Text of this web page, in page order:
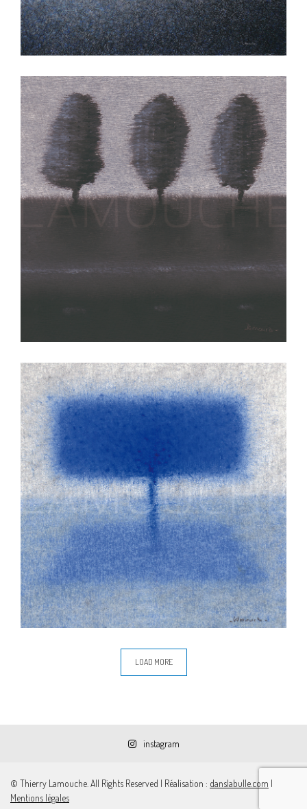
LOAD MORE
instagram
© Thierry Lamouche. All Rights Reserved | Réalisation : danslabulle.com |
Mentions légales